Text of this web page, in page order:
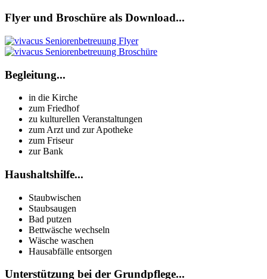
Flyer und Broschüre als Download...
Begleitung...
in die Kirche
zum Friedhof
zu kulturellen Veranstaltungen
zum Arzt und zur Apotheke
zum Friseur
zur Bank
Haushaltshilfe...
Staubwischen
Staubsaugen
Bad putzen
Bettwäsche wechseln
Wäsche waschen
Hausabfälle entsorgen
Unterstützung bei der Grundpflege...